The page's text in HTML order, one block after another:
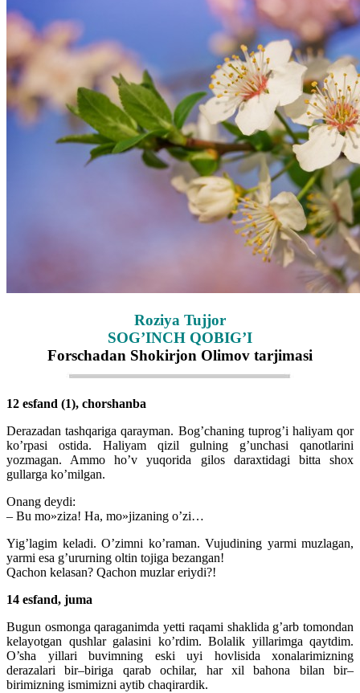
Roziya Tujjor
SOG’INCH QOBIG’I
Forschadan Shokirjon Olimov tarjimasi
12 esfand (1), chorshanba
Derazadan tashqariga qarayman. Bog’chaning tuprog’i haliyam qor
ko’rpasi ostida. Haliyam qizil gulning g’unchasi qanotlarini
yozmagan. Ammo ho’v yuqorida gilos daraxtidagi bitta shox
gullarga ko’milgan.
Onang deydi:
– Bu mo»ziza! Ha, mo»jizaning o’zi…
Yig’lagim keladi. O’zimni ko’raman. Vujudining yarmi muzlagan,
yarmi esa g’ururning oltin tojiga bezangan!
Qachon kelasan? Qachon muzlar eriydi?!
14 esfand, juma
Bugun osmonga qaraganimda yetti raqami shaklida g’arb tomondan
kelayotgan qushlar galasini ko’rdim. Bolalik yillarimga qaytdim.
O’sha yillari buvimning eski uyi hovlisida xonalarimizning
derazalari bir–biriga qarab ochilar, har xil bahona bilan bir–
birimizning ismimizni aytib chaqirardik.